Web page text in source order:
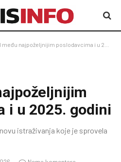
najpoželjnijim poslodavcima i u 2025. godini
i u 2025. godini
istraživanja koje je sprovela